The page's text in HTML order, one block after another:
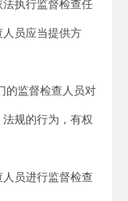
执行监督检查任
员应当提供方
的监督检查人员对
规的行为，有权
员进行监督检查